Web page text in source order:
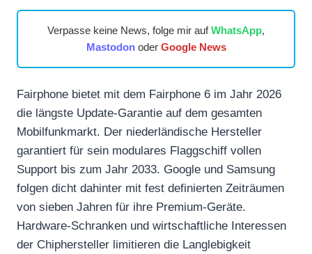
Verpasse keine News, folge mir aufWhatsApp,
Mastodonoder Google News
Fairphone bietet mit dem Fairphone 6 im Jahr 2026
die längste Update-Garantie auf dem gesamten
Mobilfunkmarkt. Der niederländische Hersteller
garantiert für sein modulares Flaggschiff vollen
Support bis zum Jahr 2033. Google und Samsung
folgen dicht dahinter mit fest definierten Zeiträumen
von sieben Jahren für ihre Premium-Geräte.
Hardware-Schranken und wirtschaftliche Interessen
der Chiphersteller limitieren die Langlebigkeit